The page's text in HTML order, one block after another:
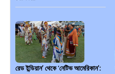
রেড ইন্ডিয়ান’ থেকে ‘নেটিভ আমেরিকান’: